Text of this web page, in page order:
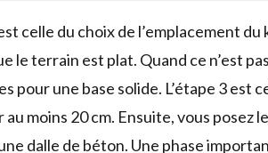
celle du choix de l’emplacement
le terrain est plat. Quand ce n’est
pour une base solide. L’étape 3 est
moins 20 cm. Ensuite, vous posez
dalle de béton. Une phase